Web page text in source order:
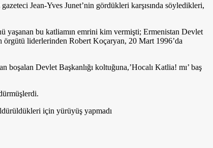
Jean-Yves Junet’nin gördükleri karşısında söyledikleri,
yaşanan bu katliamın emrini kim vermişti; Ermenistan Devlet
örgütü liderlerinden Robert Koçaryan, 20 Mart 1996’da
Devlet Başkanlığı koltuğuna,’Hocalı Katlia! mı’ baş
için yürüyüş yapmadı